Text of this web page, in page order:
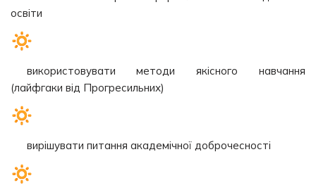
освіти
використовувати методи якісного навчання
(лайфгаки від Прогресильних)
вирішувати питання академічної доброчесності